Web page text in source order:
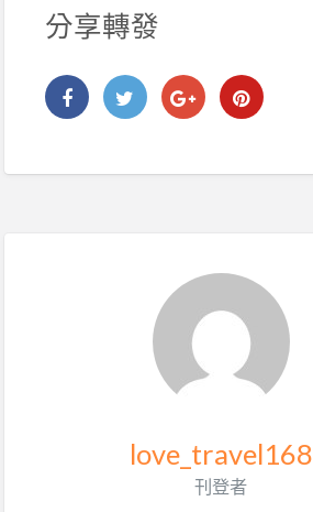
分享轉發
love_travel168
刊登者